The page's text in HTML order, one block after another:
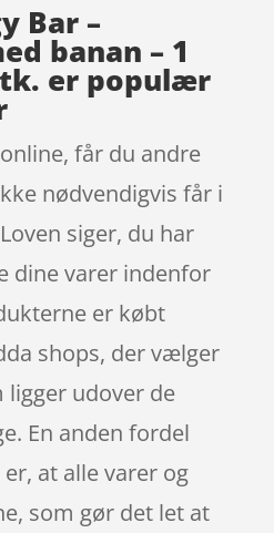
Bar –
banan – 1
er populær
får du andre
nødvendigvis får i
siger, du har
dine varer indenfor
er købt
shops, der vælger
ligger udover de
En anden fordel
at alle varer og
som gør det let at